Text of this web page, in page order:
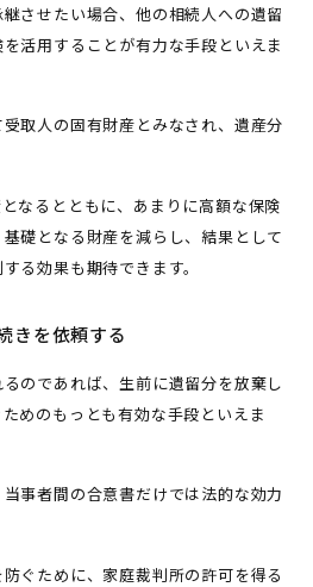
させたい場合、他の相続人への遺留
活用することが有力な手段といえま
取人の固有財産とみなされ、遺産分
なるとともに、あまりに高額な保険
礎となる財産を減らし、結果として
る効果も期待できます。
きを依頼する
のであれば、生前に遺留分を放棄し
めのもっとも有効な手段といえま
事者間の合意書だけでは法的な効力
ぐために、家庭裁判所の許可を得る